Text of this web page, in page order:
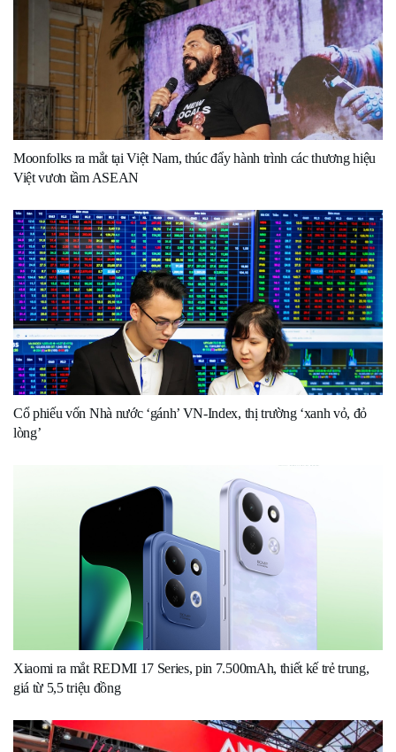
Moonfolks ra mắt tại Việt Nam, thúc đẩy hành trình các thương hiệu
Việt vươn tầm ASEAN
Cổ phiếu vốn Nhà nước ‘gánh’ VN-Index, thị trường ‘xanh vỏ, đỏ
lòng’
Xiaomi ra mắt REDMI 17 Series, pin 7.500mAh, thiết kế trẻ trung,
giá từ 5,5 triệu đồng